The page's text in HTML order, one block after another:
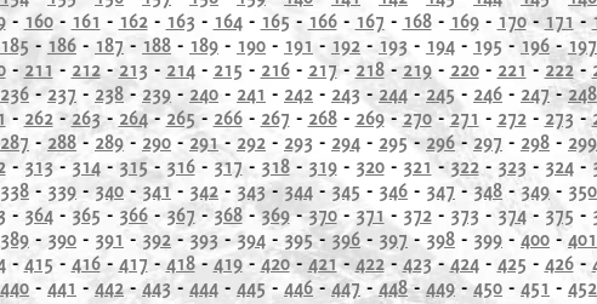
- 160- 161 - 162- 163 - 164- 165 - 166- 167 - 168- 169- 170- 171 -
185 - 186 - 187 - 188 - 189 - 190 - 191 - 192 - 193 - 194 - 195 - 196-197
- 211 - 212- 213 - 214- 215 - 216- 217 - 218- 219- 220- 221 - 222-
236- 237 - 238 - 239 - 240 - 241 - 242 - 243 -244 - 245 - 246 - 247-248
- 262-263- 264- 265- 266- 267 - 268- 269- 270-271 - 272- 273-
287 - 288 -289 - 290 - 291- 292 - 293 - 294 - 295-296- 297 - 298 - 299
- 313 - 314- 315 - 316- 317 - 318- 319- 320- 321 -322- 323 - 324-
338 - 339 - 340 - 341 - 342 - 343- 344 - 345 - 346 - 347- 348 - 349 - 350
- 364- 365 - 366-367 - 368-369-370- 371 - 372- 373 - 374- 375 -
389 - 390 - 391 - 392 -393 -394 - 395 -396 - 397 - 398 - 399 -400 - 401
- 415 - 416- 417 - 418-419- 420- 421- 422- 423- 424- 425 - 426-
440 - 441 - 442 - 443 - 444 - 445 - 446 -447 -448- 449 -450 - 451 - 452